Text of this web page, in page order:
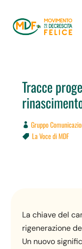
Tracce
Gruppo
 La Voce di MDF
La chiave del
rigenerazione
Un nuovo